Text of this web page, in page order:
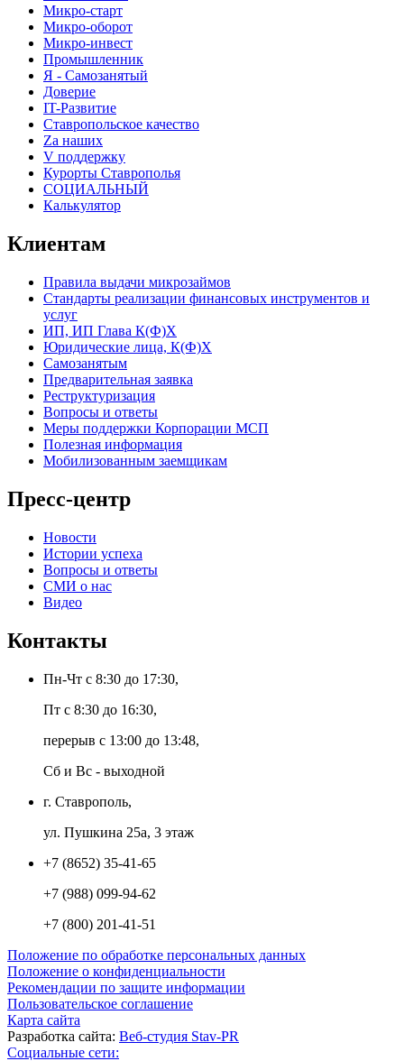
Микро-старт
Микро-оборот
Микро-инвест
Промышленник
Я - Самозанятый
Доверие
IT-Развитие
Ставропольское качество
Za наших
V поддержку
Курорты Ставрополья
СОЦИАЛЬНЫЙ
Калькулятор
Клиентам
Правила выдачи микрозаймов
Стандарты реализации финансовых инструментов и
услуг
ИП, ИП Глава К(Ф)Х
Юридические лица, К(Ф)Х
Самозанятым
Предварительная заявка
Реструктуризация
Вопросы и ответы
Меры поддержки Корпорации МСП
Полезная информация
Мобилизованным заемщикам
Пресс-центр
Новости
Истории успеха
Вопросы и ответы
СМИ о нас
Видео
Контакты
Пн-Чт с 8:30 до 17:30,
Пт с 8:30 до 16:30,
перерыв с 13:00 до 13:48,
Сб и Вс - выходной
г. Ставрополь,
ул. Пушкина 25а, 3 этаж
+7 (8652) 35-41-65
+7 (988) 099-94-62
+7 (800) 201-41-51
Положение по обработке персональных данных
Положение о конфиденциальности
Рекомендации по защите информации
Пользовательское соглашение
Карта сайта
Разработка сайта: Веб-студия Stav-PR
Социальные сети: